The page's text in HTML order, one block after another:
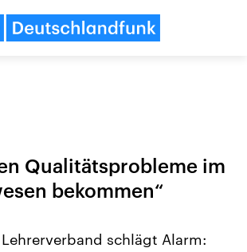
Qualitätsprobleme im
bekommen“
schlägt Alarm: